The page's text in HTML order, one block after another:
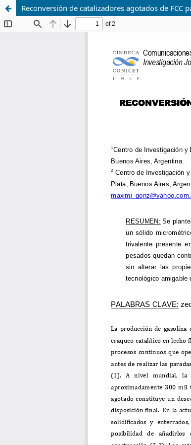
Reconversión de catalizadores agotados de FCC